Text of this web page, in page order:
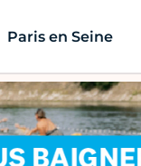
Paris en Seine